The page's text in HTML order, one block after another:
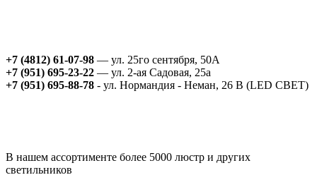
+7 (4812) 61-07-98 — ул. 25го сентября, 50А
+7 (951) 695-23-22 — ул. 2-ая Садовая, 25а
+7 (951) 695-88-78 - ул. Нормандия - Неман, 26 В (LED СВЕТ)
В нашем ассортименте более 5000 люстр и других
светильников